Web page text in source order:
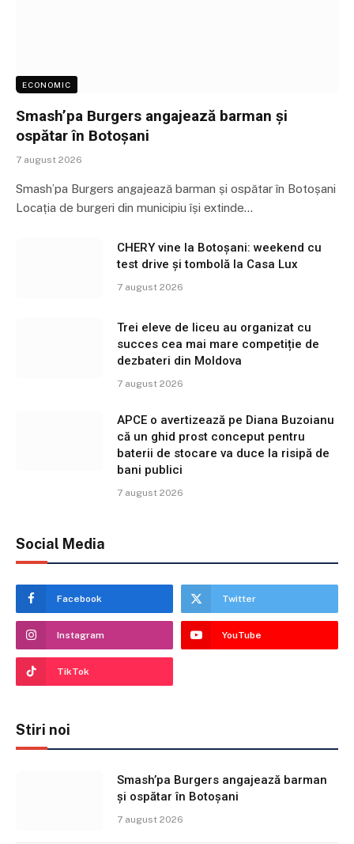
ECONOMIC
Smash’pa Burgers angajează barman și
ospătar în Botoșani
7 august 2026
Smash’pa Burgers angajează barman și ospătar în Botoșani
Locația de burgeri din municipiu își extinde…
CHERY vine la Botoșani: weekend cu
test drive și tombolă la Casa Lux
7 august 2026
Trei eleve de liceu au organizat cu
succes cea mai mare competiție de
dezbateri din Moldova
7 august 2026
APCE o avertizează pe Diana Buzoianu
că un ghid prost conceput pentru
baterii de stocare va duce la risipă de
bani publici
7 august 2026
Social Media
Facebook Twitter
Instagram YouTube
TikTok
Stiri noi
Smash’pa Burgers angajează barman
și ospătar în Botoșani
7 august 2026